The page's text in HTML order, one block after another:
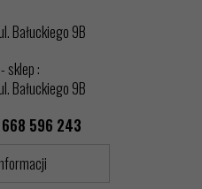
Bałuckiego 9B
sklep :
Bałuckiego 9B
596 243